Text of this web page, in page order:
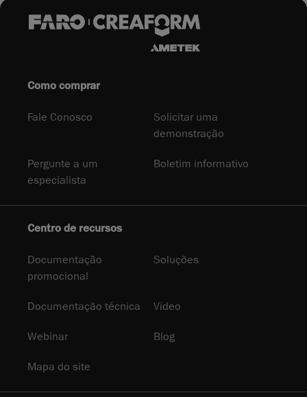
Como comprar
Fale Conosco
Solicitar uma
demonstração
Pergunte a um
especialista
Boletim informativo
Centro de recursos
Documentação
promocional
Soluções
Documentação técnica Video
Webinar Blog
Mapa do site